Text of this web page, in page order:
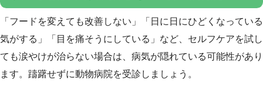
「フードを変えても改善しない」「日に日にひどくなっている
気がする」「目を痛そうにしている」など、セルフケアを試し
ても涙やけが治らない場合は、病気が隠れている可能性があり
ます。躊躇せずに動物病院を受診しましょう。